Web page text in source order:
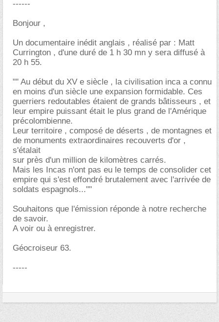
------
Bonjour ,
Un documentaire inédit anglais , réalisé par : Matt
Currington , d'une duré de 1 h 30 mn y sera diffusé à
20 h 55.
"" Au début du XV e siècle , la civilisation inca a connu
en moins d'un siècle une expansion formidable. Ces
guerriers redoutables étaient de grands bâtisseurs , et
leur empire puissant était le plus grand de l'Amérique
précolombienne.
Leur territoire , composé de déserts , de montagnes et
de monuments extraordinaires recouverts d'or ,
s'étalait
sur près d'un million de kilomètres carrés.
Mais les Incas n'ont pas eu le temps de consolider cet
empire qui s'est effondré brutalement avec l'arrivée de
soldats espagnols...""
Souhaitons que l'émission réponde à notre recherche
de savoir.
A voir ou à enregistrer.
Géocroiseur 63.
-----